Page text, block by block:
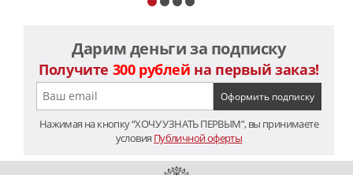
Дарим деньги за подписку
Получите 300 рублей на первый заказ!
Нажимая на кнопку “ХОЧУ УЗНАТЬ ПЕРВЫМ”, вы принимаете
условия Публичной оферты